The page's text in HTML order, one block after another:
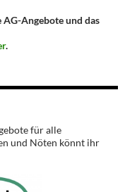
AG-Angebote und das
.
für alle
und Nöten könnt ihr